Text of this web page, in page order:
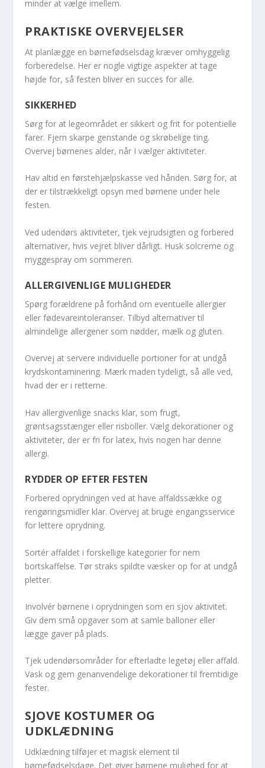
minder at vælge imellem.
PRAKTISKE OVERVEJELSER
At planlægge en børnefødselsdag kræver omhyggelig
forberedelse. Her er nogle vigtige aspekter at tage
højde for, så festen bliver en succes for alle.
SIKKERHED
Sørg for at legeområdet er sikkert og frit for potentielle
farer. Fjern skarpe genstande og skrøbelige ting.
Overvej børnenes alder, når I vælger aktiviteter.
Hav altid en førstehjælpskasse ved hånden. Sørg for, at
der er tilstrækkeligt opsyn med børnene under hele
festen.
Ved udendørs aktiviteter, tjek vejrudsigten og forbered
alternativer, hvis vejret bliver dårligt. Husk solcreme og
myggespray om sommeren.
ALLERGIVENLIGE MULIGHEDER
Spørg forældrene på forhånd om eventuelle allergier
eller fødevareintoleranser. Tilbyd alternativer til
almindelige allergener som nødder, mælk og gluten.
Overvej at servere individuelle portioner for at undgå
krydskontaminering. Mærk maden tydeligt, så alle ved,
hvad der er i retterne.
Hav allergivenlige snacks klar, som frugt,
grøntsagsstænger eller risboller. Vælg dekorationer og
aktiviteter, der er fri for latex, hvis nogen har denne
allergi.
RYDDER OP EFTER FESTEN
Forbered oprydningen ved at have affaldssække og
rengøringsmidler klar. Overvej at bruge engangsservice
for lettere oprydning.
Sortér affaldet i forskellige kategorier for nem
bortskaffelse. Tør straks spildte væsker op for at undgå
pletter.
Involvér børnene i oprydningen som en sjov aktivitet.
Giv dem små opgaver som at samle balloner eller
lægge gaver på plads.
Tjek udendørsområder for efterladte legetøj eller affald.
Vask og gem genanvendelige dekorationer til fremtidige
fester.
SJOVE KOSTUMER OG
UDKLÆDNING
Udklædning tilføjer et magisk element til
børnefødselsdage. Det giver børnene mulighed for at